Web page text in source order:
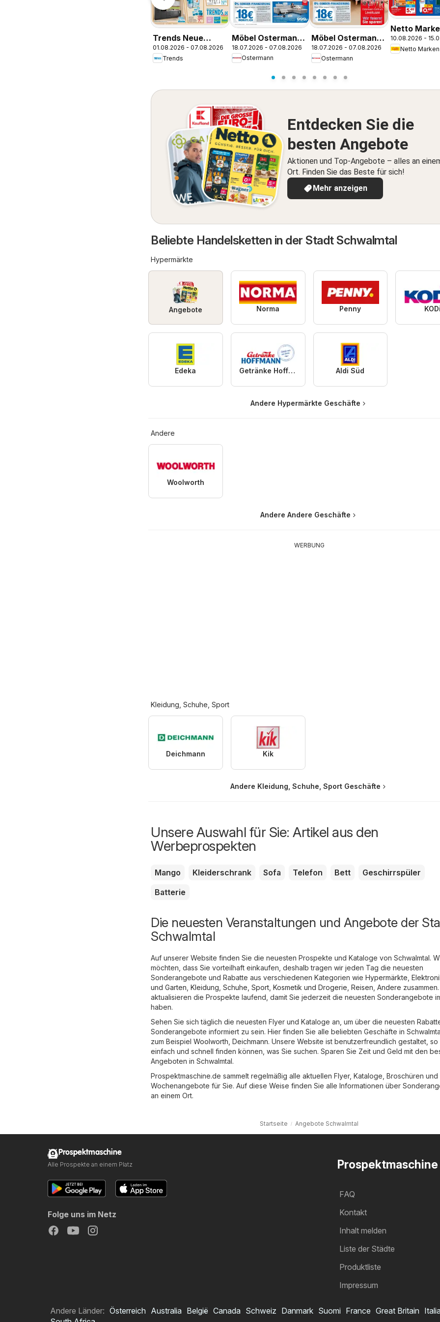
Trends Neue
Möbel wirken
Wunder
01.08.2026 - 07.08.2026
Trends
Möbel Ostermann:
Neue Möbel wirken
Wunder.
18.07.2026 - 07.08.2026
Ostermann
Möbel Ostermann:
Neue Möbel wirken
Wunder.
18.07.2026 - 07.08.2026
Ostermann
Netto
Discount
Jüchen
10.08.2026 -
Entdecken Sie die
besten Angebote
Aktionen und Top-Angebote – alles an
Ort. Finden Sie das Beste für sich!
Mehr anzeigen
Beliebte Handelsketten in der Stadt Schwalmtal
Hypermärkte
Angebote Norma Penny
Edeka Getränke Hoffmann Aldi Süd
Andere Hypermärkte Geschäfte
Andere
Woolworth
Andere Andere Geschäfte
WERBUNG
Kleidung, Schuhe, Sport
Deichmann Kik
Andere Kleidung, Schuhe, Sport Geschäfte
Unsere Auswahl für Sie: Artikel aus den
Werbeprospekten
Mango Kleiderschrank Sofa Telefon Bett
Geschirrspüler
Batterie
Die neuesten Veranstaltungen und Angebote der
Schwalmtal
Auf unserer Website finden Sie die neuesten Prospekte und Kataloge von Schwalmtal.
möchten, dass Sie vorteilhaft einkaufen, deshalb tragen wir jeden Tag die neuesten
Sonderangebote und Rabatte aus verschiedenen Kategorien wie Hypermärkte
und Garten Kleidung, Schuhe, Sport Kosmetik und Drogerie Reisen Andere
aktualisieren die Prospekte laufend, damit Sie jederzeit die neuesten Sonderangebote
haben.
Sehen Sie sich täglich die neuesten Flyer und Kataloge an, um über die neuesten
Sonderangebote informiert zu sein. Hier finden Sie alle beliebten Geschäfte in
zum Beispiel Woolworth Deichmann. Unsere Website ist benutzerfreundlich gestaltet, so
einfach und schnell finden können, was Sie suchen. Sparen Sie Zeit und Geld mit den
Angeboten in Schwalmtal.
Prospektmaschine.de sammelt regelmäßig alle aktuellen Flyer, Kataloge, Broschüren und
Wochenangebote für Sie. Auf diese Weise finden Sie alle Informationen über
an einem Ort.
Startseite Angebote Schwalmtal
Prospektmaschine
FAQ
Kontakt
Inhalt melden
Liste der Städte
Produktliste
Impressum
Prospektmaschine
Alle Prospekte an einem Platz
Folge uns im Netz
Andere Länder: Österreich Australia België Canada Schweiz Danmark Suomi France Great Britain